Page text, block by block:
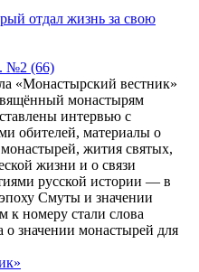
отдал жизнь за свою
№2 (66)
«Монастырский вестник»
монастырям
интервью с
обителей, материалы о
жития святых,
жизни и о связи
русской истории — в
Смуты и значении
к номеру стали слова
значении монастырей для